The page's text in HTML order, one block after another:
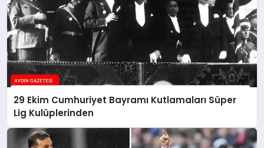
29 Ekim Cumhuriyet Bayramı Kutlamaları Süper
Lig Kulüplerinden